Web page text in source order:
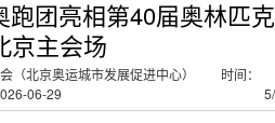
团亮相第40届奥林匹克
京主会场
（北京奥运城市发展促进中心）
时间：
06-29
5/